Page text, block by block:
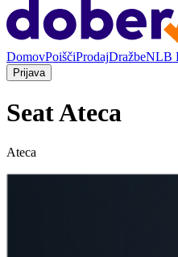
DomovPoiščiProdajDražbeNLB
Prijava
Seat Ateca
Ateca